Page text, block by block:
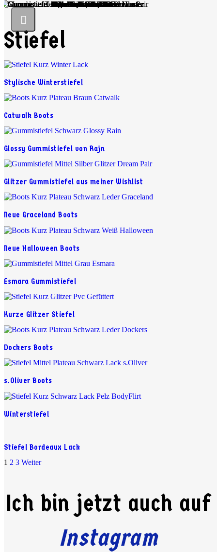
Stiefel
Stylische Winterstiefel
Catwalk Boots
Glossy Gummistiefel von Rajn
Glitzer Gummistiefel aus meiner Wishlist
Neue Graceland Boots
Neue Halloween Boots
Esmara Gummistiefel
Kurze Glitzer Stiefel
Dockers Boots
s.Oliver Boots
Winterstiefel
Stiefel Bordeaux Lack
1 2 3 Weiter
Ich bin jetzt auch auf
Instagram